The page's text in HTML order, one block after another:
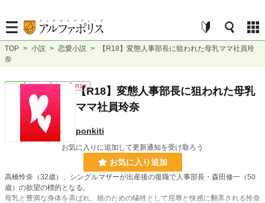
TOP > 小説 > 恋愛小説 >
【R18】変態人事部長に狙われた母乳ママ社員玲
奈
恋愛 連載中 短編 R18
【R18】変態人事部長に狙われた母乳
ママ社員玲奈
ponkiti
お気に入りに追加して更新通知を受け取ろう
お気に入り追加
高橋怜奈（32歳）、シングルマザーが出産後の復職で人事部長・森田修一（50
歳）の欲望の標的となる。
母乳と豊満な身体を弄ばれ、娘のための犠牲として屈辱と快感に翻弄される怜奈